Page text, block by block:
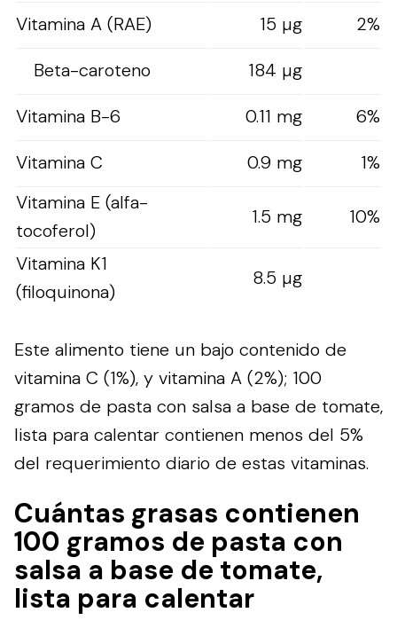
Vitamina A (RAE)
15 µg
2%
Beta-caroteno
184 µg
Vitamina B-6
0.11 mg
6%
Vitamina C
0.9 mg
1%
Vitamina E (alfa-
tocoferol)
1.5 mg 10%
Vitamina K1
(filoquinona)
8.5 µg
Este alimento tiene un bajo contenido de
vitamina C (1%), y vitamina A (2%); 100
gramos de pasta con salsa a base de tomate,
lista para calentar contienen menos del 5%
del requerimiento diario de estas vitaminas.
Cuántas grasas contienen
100 gramos de pasta con
salsa a base de tomate,
lista para calentar